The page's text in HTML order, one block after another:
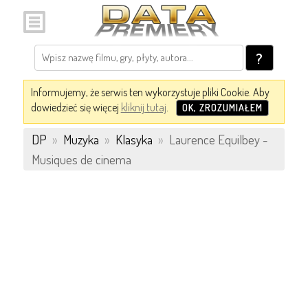
?
Informujemy, że serwis ten wykorzystuje pliki Cookie. Aby
dowiedzieć się więcej kliknij tutaj. OK, ZROZUMIAŁEM
DP » Muzyka » Klasyka » Laurence Equilbey -
Musiques de cinema